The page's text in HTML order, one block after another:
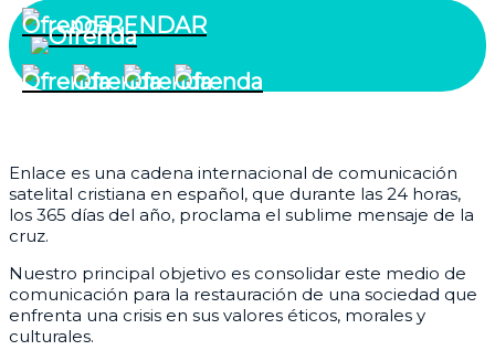
OFRENDAR
Enlace es una cadena internacional de comunicación
satelital cristiana en español, que durante las 24 horas,
los 365 días del año, proclama el sublime mensaje de la
cruz.
Nuestro principal objetivo es consolidar este medio de
comunicación para la restauración de una sociedad que
enfrenta una crisis en sus valores éticos, morales y
culturales.